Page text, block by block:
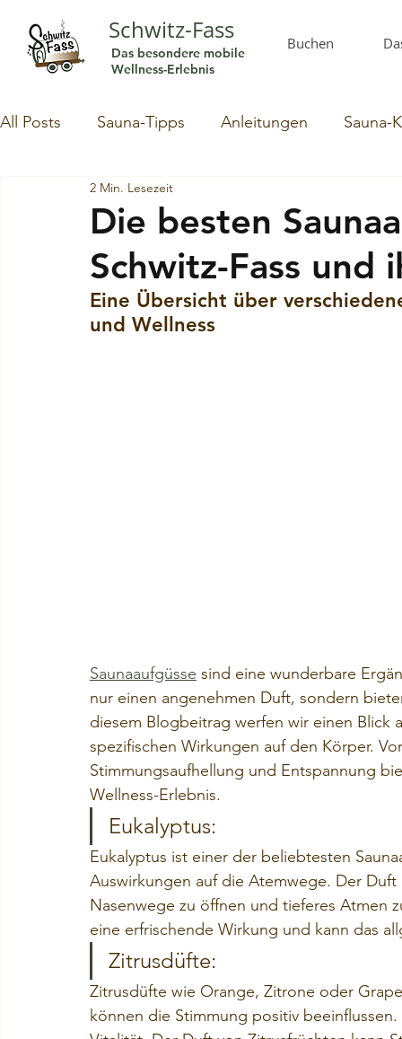
Buchen
Schwitz-Fass
Das besondere mobile
Wellness-Erlebnis
All Posts Sauna-Tipps Anleitungen Sauna-
Die besten
Schwitz-Fass und
2 Min. Lesezeit
Eine Übersicht über
und Wellness
Saunaaufgüsse sind eine wunderbare
nur einen angenehmen Duft, sondern
diesem Blogbeitrag werfen wir einen Blick
spezifischen Wirkungen auf den Körper.
Stimmungsaufhellung und Entspannung
Wellness-Erlebnis.
Eukalyptus:
Eukalyptus ist einer der beliebtesten
Auswirkungen auf die Atemwege. Der
Nasenwege zu öffnen und tieferes Atmen
eine erfrischende Wirkung und kann das
Zitrusdüfte:
Zitrusdüfte wie Orange, Zitrone oder
können die Stimmung positiv